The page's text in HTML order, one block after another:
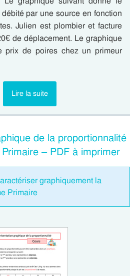
par une source en fonction
Julien est plombier et facture
de déplacement. Le graphique
prix de poires chez un primeur
Lire la suite
de la proportionnalité
– PDF à imprimer
graphiquement la
Primaire